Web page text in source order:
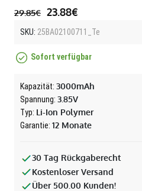
29.85€ 23.88€
SKU: 25BA02100711_Te
Sofort verfügbar
Kapazität: 3000mAh
Spannung: 3.85V
Typ: Li-Ion Polymer
Garantie: 12 Monate
30 Tag Rückgaberecht
Kostenloser Versand
Über 500.00 Kunden!